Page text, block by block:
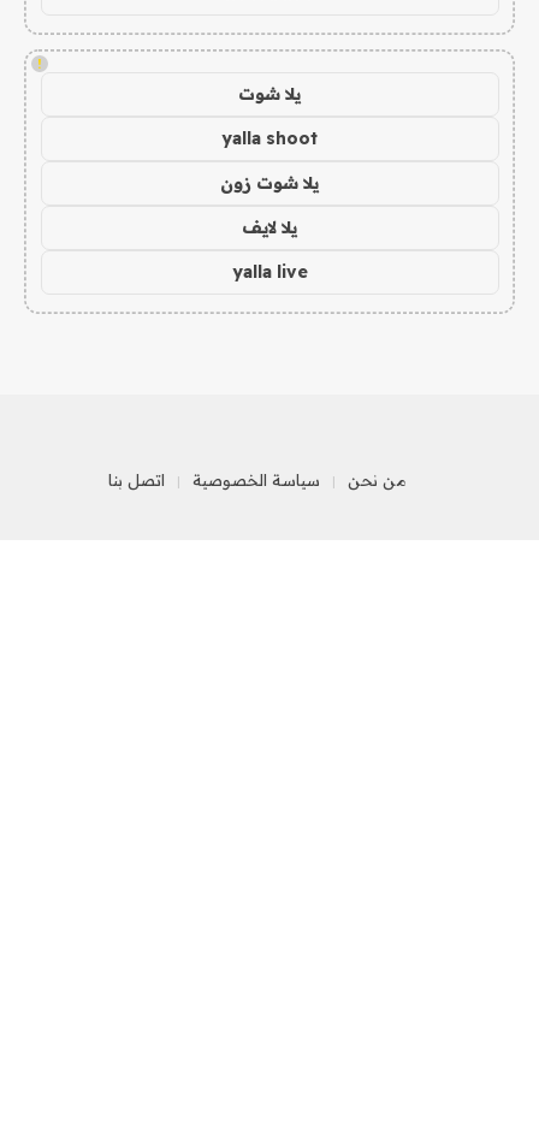
!
يلا شوت
yalla shoot
يلا شوت زون
يلا لايف
yalla live
من نحن سياسة الخصوصية اتصل بنا